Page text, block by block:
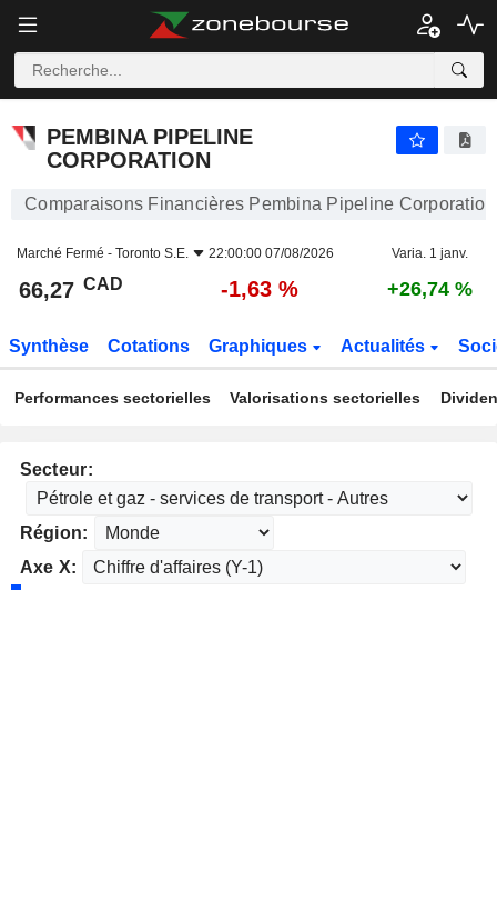
PEMBINA PIPELINE
CORPORATION
Comparaisons Financières Pembina Pipeline Corporation
Marché Fermé - Toronto S.E. 22:00:00 07/08/2026 Varia. 1 janv.
66,27 CAD -1,63 % +26,74 %
Synthèse Cotations Graphiques Actualités
Performances sectorielles Valorisations sectorielles
Secteur:
Région:
Axe X: